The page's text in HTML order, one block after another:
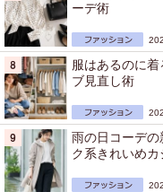
ーデ術
服はあるのに
ブ見直し術
雨の日コーデ
ク系きれいめカ